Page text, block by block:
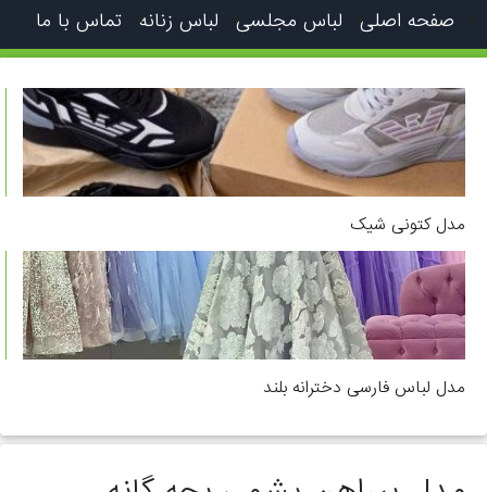
صفحه اصلی لباس مجلسی لباس زنانه تماس با ما
مدل کتونی شیک
مدل لباس فارسی دخترانه بلند